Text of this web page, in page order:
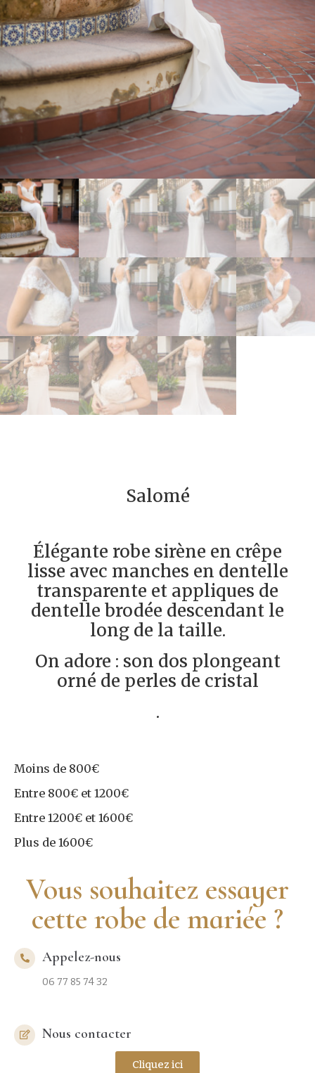
Salomé
Élégante robe sirène en crêpe
lisse avec manches en dentelle
transparente et appliques de
dentelle brodée descendant le
long de la taille.
On adore : son dos plongeant
orné de perles de cristal
.
Moins de 800€
Entre 800€ et 1200€
Entre 1200€ et 1600€
Plus de 1600€
Vous souhaitez essayer
cette robe de mariée ?
Appelez-nous
06 77 85 74 32
Nous contacter
Cliquez ici